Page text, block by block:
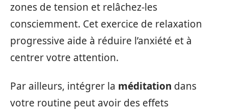
zones de tension et relâchez-les
consciemment. Cet exercice de relaxation
progressive aide à réduire l’anxiété et à
centrer votre attention.
Par ailleurs, intégrer la méditation dans
votre routine peut avoir des effets